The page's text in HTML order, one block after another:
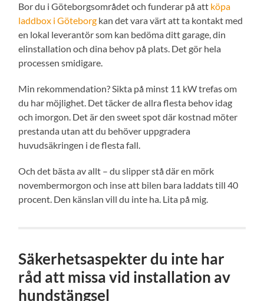
Bor du i Göteborgsområdet och funderar på att köpa
laddbox i Göteborg kan det vara värt att ta kontakt med
en lokal leverantör som kan bedöma ditt garage, din
elinstallation och dina behov på plats. Det gör hela
processen smidigare.
Min rekommendation? Sikta på minst 11 kW trefas om
du har möjlighet. Det täcker de allra flesta behov idag
och imorgon. Det är den sweet spot där kostnad möter
prestanda utan att du behöver uppgradera
huvudsäkringen i de flesta fall.
Och det bästa av allt – du slipper stå där en mörk
novembermorgon och inse att bilen bara laddats till 40
procent. Den känslan vill du inte ha. Lita på mig.
Säkerhetsaspekter du inte har
råd att missa vid installation av
hundstängsel